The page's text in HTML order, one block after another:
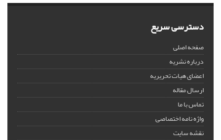
دسترسی سریع
صفحه اصلی
درباره نشریه
اعضای هیات تحریریه
ارسال مقاله
تماس با ما
واژه نامه اختصاصی
نقشه سایت